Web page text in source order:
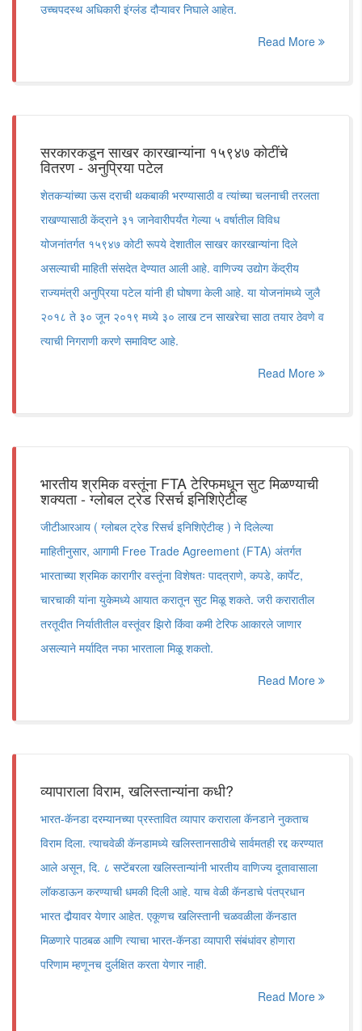
उच्चपदस्थ अधिकारी इंग्लंड दौऱ्यावर निघाले आहेत.
Read More
सरकारकडून साखर कारखान्यांना १५९४७ कोटींचे
वितरण - अनुप्रिया पटेल
शेतकऱ्यांच्या ऊस दराची थकबाकी भरण्यासाठी व त्यांच्या चलनाची तरलता
राखण्यासाठी केंद्राने ३१ जानेवारीपर्यंत गेल्या ५ वर्षातील विविध
योजनांतर्गत १५९४७ कोटी रूपये देशातील साखर कारखान्यांना दिले
असल्याची माहिती संसदेत देण्यात आली आहे. वाणिज्य उद्योग केंद्रीय
राज्यमंत्री अनुप्रिया पटेल यांनी ही घोषणा केली आहे. या योजनांमध्ये जुलै
२०१८ ते ३० जून २०१९ मध्ये ३० लाख टन साखरेचा साठा तयार ठेवणे व
त्याची निगराणी करणे समाविष्ट आहे.
Read More
भारतीय श्रमिक वस्तूंना FTA टेरिफमधून सुट मिळण्याची
शक्यता - ग्लोबल ट्रेड रिसर्च इनिशिऐटीव्ह
जीटीआरआय ( ग्लोबल ट्रेड रिसर्च इनिशिऐटीव्ह ) ने दिलेल्या
माहितीनुसार, आगामी Free Trade Agreement (FTA) अंतर्गत
भारताच्या श्रमिक कारागीर वस्तूंना विशेषतः पादत्राणे, कपडे, कार्पेट,
चारचाकी यांना युकेमध्ये आयात करातून सुट मिळू शकते. जरी करारातील
तरतूदीत निर्यातीतील वस्तूंवर झिरो किंवा कमी टेरिफ आकारले जाणार
असल्याने मर्यादित नफा भारताला मिळू शकतो‌.
Read More
व्यापाराला विराम, खलिस्तान्यांना कधी?
भारत-कॅनडा दरम्यानच्या प्रस्तावित व्यापार कराराला कॅनडाने नुकताच
विराम दिला. त्याचवेळी कॅनडामध्ये खलिस्तानसाठीचे सार्वमतही रद्द करण्यात
आले असून, दि. ८ सप्टेंबरला खलिस्तान्यांनी भारतीय वाणिज्य दूतावासाला
लॉकडाऊन करण्याची धमकी दिली आहे. याच वेळी कॅनडाचे पंतप्रधान
भारत दौर्‍यावर येणार आहेत. एकूणच खलिस्तानी चळवळीला कॅनडात
मिळणारे पाठबळ आणि त्याचा भारत-कॅनडा व्यापारी संबंधांवर होणारा
परिणाम म्हणूनच दुर्लक्षित करता येणार नाही.
Read More